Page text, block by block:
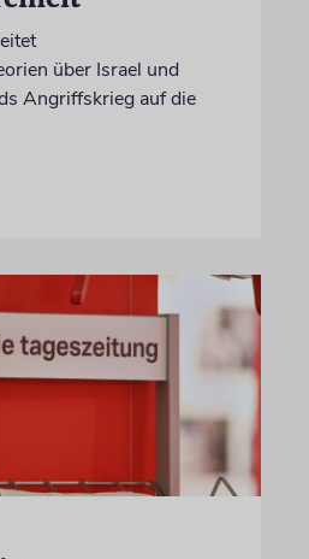
über Israel und
Angriffskrieg auf die